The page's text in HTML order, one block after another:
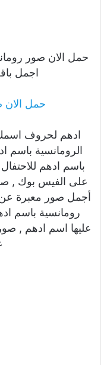
حمل الان صور
اجمل
حمل الان
ادهم لحروف
الرومانسية
باسم ادهم
على الفيس بوك ,
أجمل صور معبرة
رومانسية باسم
عليها اسم ادهم ,